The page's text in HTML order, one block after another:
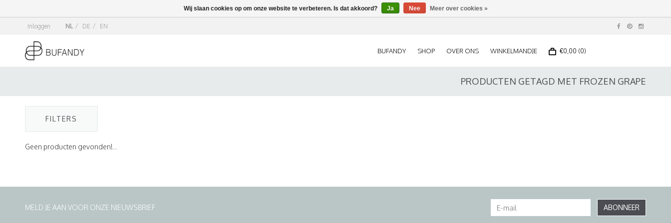
Inloggen NL / DE / EN
BUFANDY SHOP OVER ONS WINKELMANDJE €0,00 (0)
PRODUCTEN GETAGD MET FROZEN GRAPE
FILTERS
Geen producten gevonden!...
MELD JE AAN VOOR ONZE NIEUWSBRIEF ABONNEER
Wij slaan cookies op om onze website te verbeteren. Is dat akkoord? Ja Nee Meer over cookies »